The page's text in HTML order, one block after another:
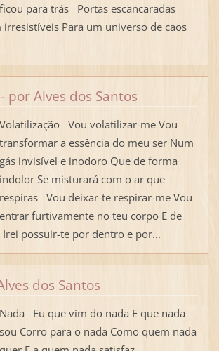
ficou para trás Portas escancaradas
irresistíveis Para um universo de caos
por Alves dos Santos
Volatilização Vou volatilizar-me Vou
transformar a essência do meu ser Num
gás invisível e inodoro Que de forma
indolor Se misturará com o ar que
respiras Vou deixar-te respirar-me Vou
entrar furtivamente no teu corpo E de
possuir-te por dentro e por...
dos Santos
Nada Eu que vim do nada E que nada
sou Corro para o nada Como quem nada